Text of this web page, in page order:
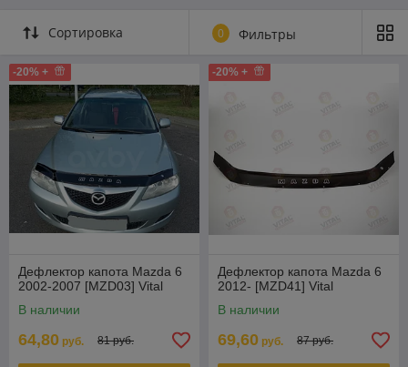
Сортировка 0 Фильтры
-20% +
Дефлектор капота Mazda 6
2002-2007 [MZD03] Vital
В наличии
64,80 руб. 81 руб.
-20% +
Дефлектор капота Mazda 6
2012- [MZD41] Vital
В наличии
69,60 руб. 87 руб.